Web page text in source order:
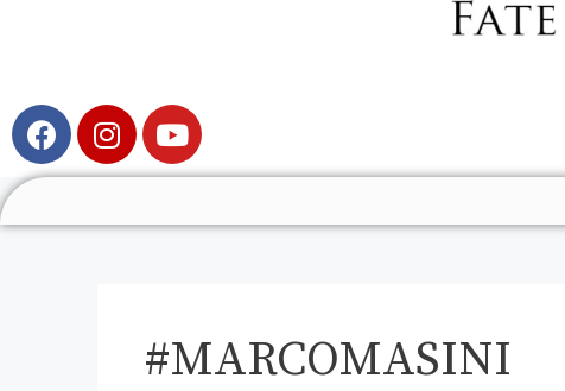
#MARCOMASINI